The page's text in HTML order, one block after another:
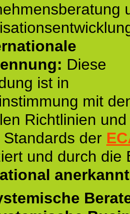
Diese
ist in
mit
Richtlinien
Standards der
und durch die